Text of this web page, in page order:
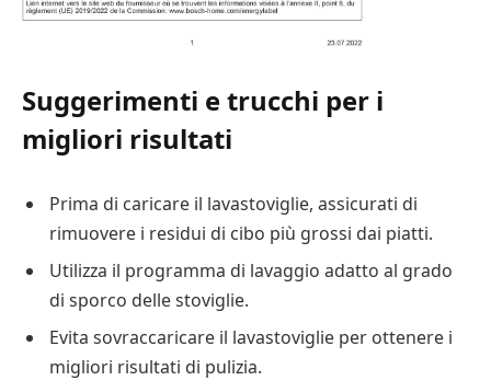
Suggerimenti e trucchi per i
migliori risultati
Prima di caricare il lavastoviglie, assicurati di
rimuovere i residui di cibo più grossi dai piatti.
Utilizza il programma di lavaggio adatto al grado
di sporco delle stoviglie.
Evita sovraccaricare il lavastoviglie per ottenere i
migliori risultati di pulizia.